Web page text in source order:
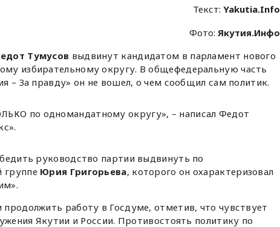
Текст:Yakutia.Info
Фото:Якутия.Инфо
Тумусов выдвинут кандидатом в парламент нового
избирательному округу. В общефедеральную часть
– За правду» он не вошел, о чем сообщил сам политик.
по одномандатному округу», – написал Федот
руководство партии выдвинуть по
группе Юрия Григорьева, которого он охарактеризовал
работу в Госдуме, отметив, что чувствует
Якутии и России. Противостоять политику по